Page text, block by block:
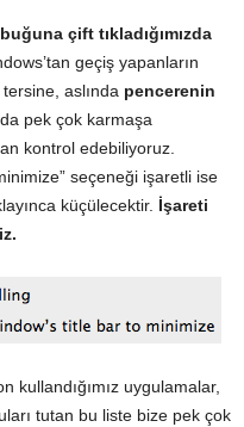
çift tıkladığımızda
geçiş yapanların
aslında pencerenin
pek çok karmaşa
kontrol edebiliyoruz.
seçeneği işaretli ise
küçülecektir. İşareti
kullandığımız uygulamalar,
tutan bu liste bize pek çok